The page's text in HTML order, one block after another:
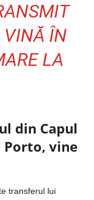
VINĂ ÎN
LA
din Capul
Porto, vine
transferul lui